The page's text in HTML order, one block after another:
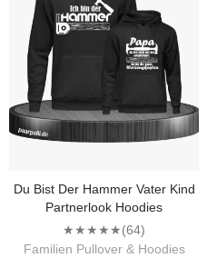
Du Bist Der Hammer Vater Kind
Partnerlook Hoodies
★★★★★(64)
Familien Pullover & Hoodies